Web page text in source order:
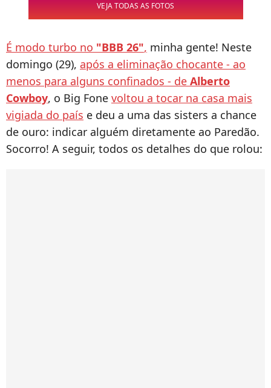
VEJA TODAS AS FOTOS
É modo turbo no "BBB 26", minha gente! Neste
domingo (29), após a eliminação chocante - ao
menos para alguns confinados - de Alberto
Cowboy, o Big Fone voltou a tocar na casa mais
vigiada do país e deu a uma das sisters a chance
de ouro: indicar alguém diretamente ao Paredão.
Socorro! A seguir, todos os detalhes do que rolou: